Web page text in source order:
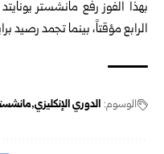
الرابع مؤقتاً، بينما تجمد رصيد برايتون
الوسوم: الدوري الإنكليزي